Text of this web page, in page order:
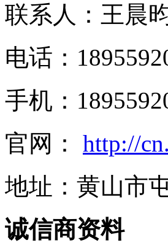
联系人：王晨
电话：
手机：
官网： http://
地址：黄山市
诚信商资料